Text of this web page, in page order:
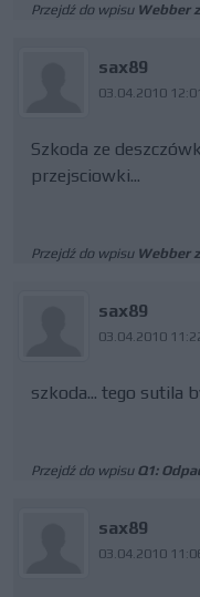
Przejdź do wpisu Webber
sax89
03.04.2010
Szkoda ze
przejsciowki...
Przejdź do wpisu Webber
sax89
03.04.2010
szkoda... tego sutila
Przejdź do wpisu Q1:
sax89
03.04.2010